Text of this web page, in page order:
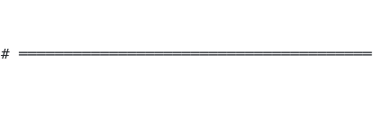
# ═══════════════════════════════════════